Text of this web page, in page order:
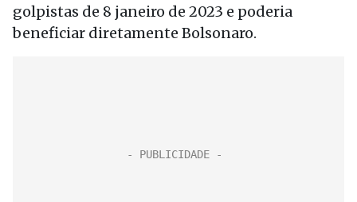
golpistas de 8 janeiro de 2023 e poderia
beneficiar diretamente Bolsonaro.